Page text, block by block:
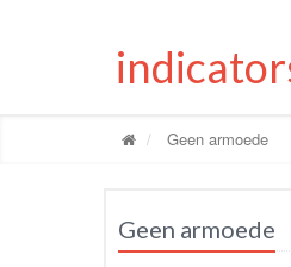
Geen armoede
Geen armoede